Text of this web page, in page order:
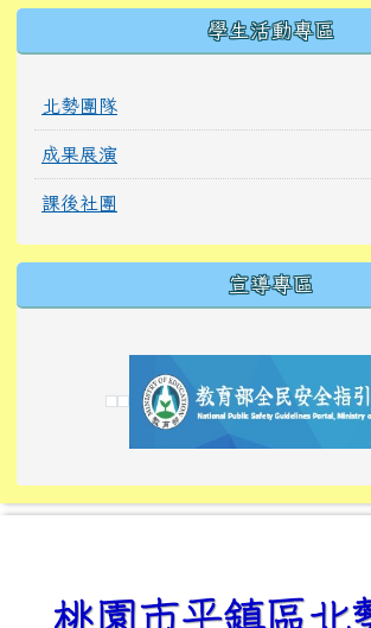
學生活動專區
北勢團隊
成果展演
課後社團
宣導專區
link to
link to
link to
link to
link to
link to
link to
link to
link to
link to
link to